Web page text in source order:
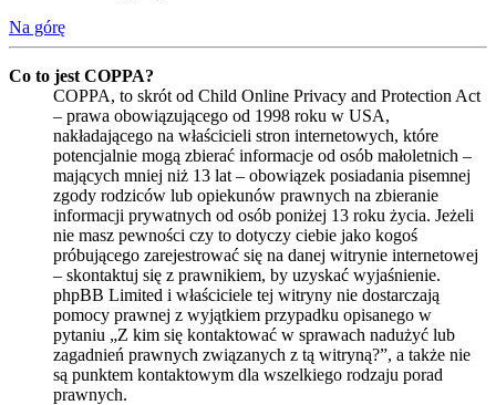
Na górę
Co to jest COPPA?
COPPA, to skrót od Child Online Privacy and Protection Act
– prawa obowiązującego od 1998 roku w USA,
nakładającego na właścicieli stron internetowych, które
potencjalnie mogą zbierać informacje od osób małoletnich –
mających mniej niż 13 lat – obowiązek posiadania pisemnej
zgody rodziców lub opiekunów prawnych na zbieranie
informacji prywatnych od osób poniżej 13 roku życia. Jeżeli
nie masz pewności czy to dotyczy ciebie jako kogoś
próbującego zarejestrować się na danej witrynie internetowej
– skontaktuj się z prawnikiem, by uzyskać wyjaśnienie.
phpBB Limited i właściciele tej witryny nie dostarczają
pomocy prawnej z wyjątkiem przypadku opisanego w
pytaniu „Z kim się kontaktować w sprawach nadużyć lub
zagadnień prawnych związanych z tą witryną?”, a także nie
są punktem kontaktowym dla wszelkiego rodzaju porad
prawnych.